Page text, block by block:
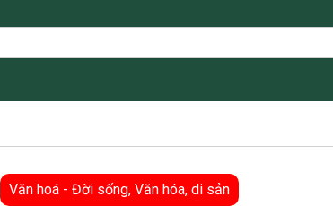
Văn hoá - Đời sống, Văn hóa, di sản